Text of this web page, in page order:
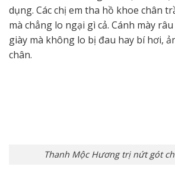
dụng. Các chị em tha hồ khoe chân
mà chẳng lo ngại gì cả. Cánh mày
giày mà không lo bị đau hay bí hơi,
chân.
Thanh Mộc Hương trị nứt gót